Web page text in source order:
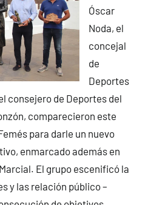
Óscar
Noda, el
concejal
de
Deportes
consejero de Deportes del
comparecieron este
para darle un nuevo
enmarcado además en
El grupo escenificó la
y las relación público –